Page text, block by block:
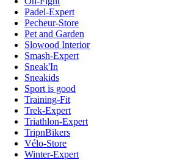
Padel-Expert
Pecheur-Store
Pet and Garden
Slowood Interior
Smash-Expert
Sneak'In
Sneakids
Sport is good
Training-Fit
Trek-Expert
Triathlon-Expert
TripnBikers
Vélo-Store
Winter-Expert